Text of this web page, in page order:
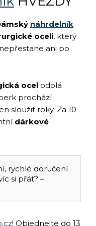
náhrdelník
oceli, který
ani po
ocel odolá
prochází
sloužit roky. Za 10
dárkové
rychlé doručení
si přát? –
! Objednejte do 13